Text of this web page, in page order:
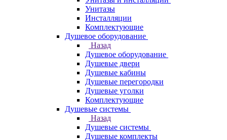
Унитазы
Инсталляции
Комплектующие
Душевое оборудование
Назад
Душевое оборудование
Душевые двери
Душевые кабины
Душевые перегородки
Душевые уголки
Комплектующие
Душевые системы
Назад
Душевые системы
Душевые комплекты